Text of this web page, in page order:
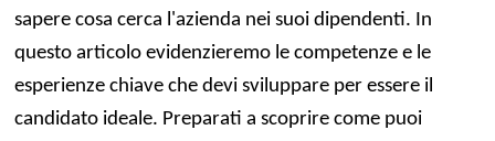
sapere cosa cerca l'azienda nei suoi dipendenti. In
questo articolo evidenzieremo le competenze e le
esperienze chiave che devi sviluppare per essere il
candidato ideale. Preparati a scoprire come puoi